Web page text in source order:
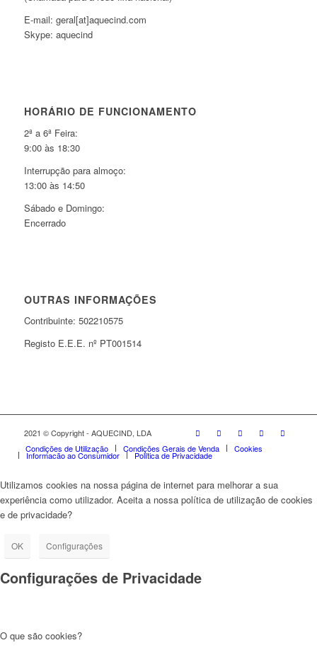
E-mail: geral[at]aquecind.com
Skype: aquecind
HORÁRIO DE FUNCIONAMENTO
2ª a 6ª Feira:
9:00 às 18:30
Interrupção para almoço:
13:00 às 14:50
Sábado e Domingo:
Encerrado
OUTRAS INFORMAÇÕES
Contribuinte: 502210575
Registo E.E.E. nº PT001514
2021 © Copyright - AQUECIND, LDA
Condições de Utilização
Condições Gerais de Venda Cookies
Informação ao Consumidor Política de Privacidade
Utilizamos cookies na nossa página de internet para melhorar a sua
experiência como utilizador. Aceita a nossa política de utilização de cookies
e de privacidade?
OK Configurações
Configurações de Privacidade
O que são cookies?